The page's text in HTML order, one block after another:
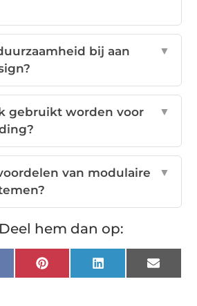
bij aan
▼
gebruikt worden voor
▼
van modulaire
▼
hem dan op:
Pinterest LinkedIn Email